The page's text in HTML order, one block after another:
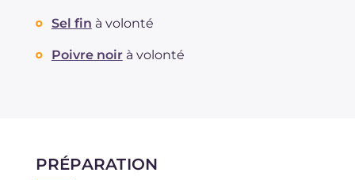
Sel fin à volonté
Poivre noir à volonté
PRÉPARATION